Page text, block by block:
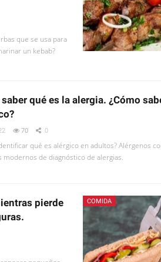
que se usa para
un kebab?
qué es la alergia. ¿Cómo
70 0
qué es alérgico en adultos? Alérgenos
modernos de diagnóstico de alergias.
COMIDA
pierde